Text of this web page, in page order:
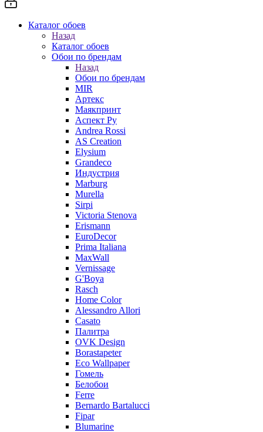
Каталог обоев
Назад
Каталог обоев
Обои по брендам
Назад
Обои по брендам
MIR
Артекс
Маякпринт
Аспект Ру
Andrea Rossi
AS Creation
Elysium
Grandeco
Индустрия
Marburg
Murella
Sirpi
Victoria Stenova
Erismann
EuroDecor
Prima Italiana
MaxWall
Vernissage
G'Boya
Rasch
Home Color
Alessandro Allori
Casato
Палитра
OVK Design
Borastapeter
Eco Wallpaper
Гомель
Белобои
Ferre
Bernardo Bartalucci
Fipar
Blumarine